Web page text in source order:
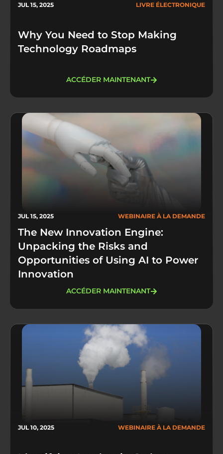
JUL 15, 2025 LIVRE ÉLECTRONIQUE
Why You Need to Stop Making
Technology Roadmaps
ACCÉDER MAINTENANT
JUL 15, 2025 WEBINAIRE À LA DEMANDE
The New Innovation Engine:
Unpacking the Risks and
Opportunities of Using AI to Power
Innovation
ACCÉDER MAINTENANT
JUL 10, 2025 WEBINAIRE À LA DEMANDE